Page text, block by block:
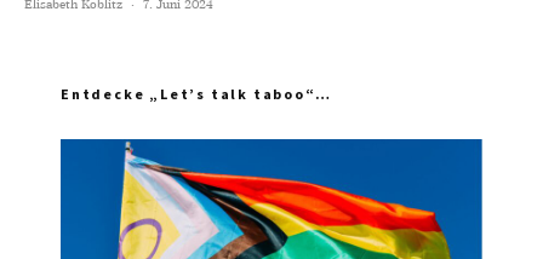
Elisabeth Koblitz · 7. Juni 2024
Entdecke „Let’s talk taboo“…